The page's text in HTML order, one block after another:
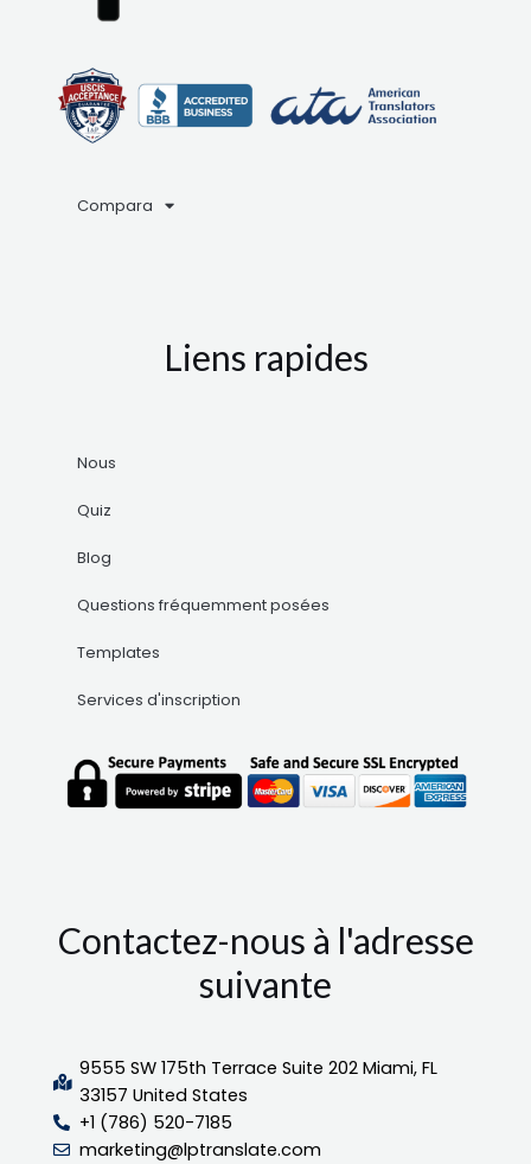
Compara
Liens rapides
Nous
Quiz
Blog
Questions fréquemment posées
Templates
Services d'inscription
Contactez-nous à l'adresse
suivante
9555 SW 175th Terrace Suite 202 Miami, FL
33157 United States
+1 (786) 520-7185
marketing@lptranslate.com